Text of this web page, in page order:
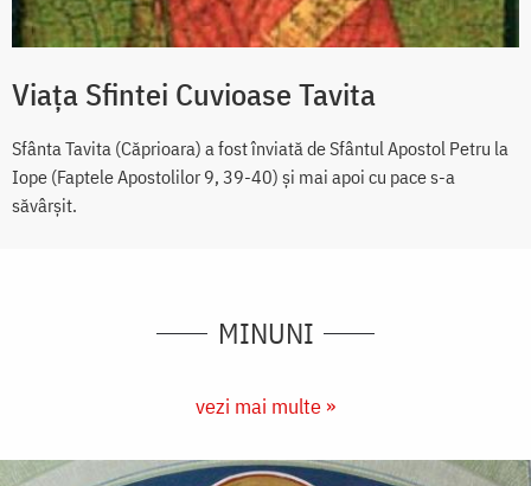
Viața Sfintei Cuvioase Tavita
Sfânta Tavita (Căprioara) a fost înviată de Sfântul Apostol Petru la
Iope (Faptele Apostolilor 9, 39-40) şi mai apoi cu pace s-a
săvârşit.
MINUNI
vezi mai multe »